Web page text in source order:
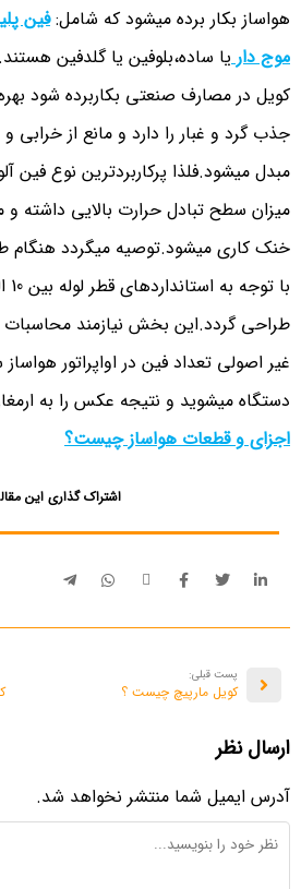
هواساز بکار برده میشود که شامل:فین
موج داریا ساده،بلوفین یا گلدفین
کویل در مصارف صنعتی بکاربرده شود بهره
جذب گرد و غبار را دارد و مانع از خرابی
مبدل میشود.فلذا پرکاربردترین نوع فین
میزان سطح تبادل حرارت بالایی داشته
خنک کاری میشود.توصیه میگردد هنگام
طراحی گردد.این بخش نیازمند محاسبات
غیر اصولی تعداد فین در اواپراتور
دستگاه میشوید و نتیجه عکس را به
اجزای و قطعات هواساز چیست؟
اشتراک گذاری این
پست قبلی:
کویل مارپیچ چیست ؟
ارسال نظر
آدرس ایمیل شما منتشر نخواهد شد.